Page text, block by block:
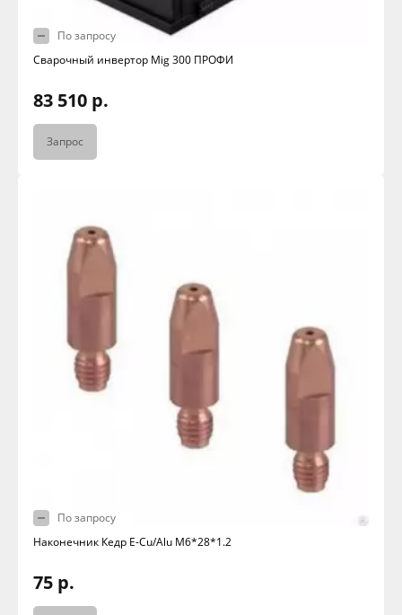
По запросу
Сварочный инвертор Mig 300 ПРОФИ
83 510 р.
Запрос
По запросу
Наконечник Кедр E-Cu/Alu M6*28*1.2
75 р.